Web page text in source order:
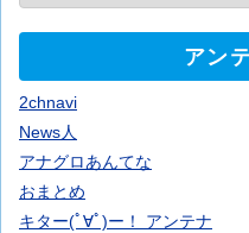
アン
2chnavi
News人
アナグロあんてな
おまとめ
キター(ﾟ∀ﾟ)ー！ アンテナ